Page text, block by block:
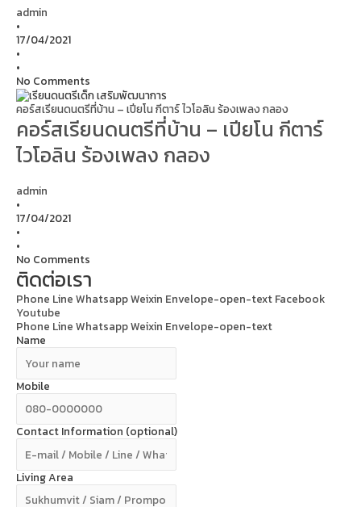
admin
•
17/04/2021
•
•
No Comments
คอร์สเรียนดนตรีที่บ้าน – เปียโน กีตาร์ ไวโอลิน ร้องเพลง กลอง
คอร์สเรียนดนตรีที่บ้าน – เปียโน กีตาร์
ไวโอลิน ร้องเพลง กลอง
admin
•
17/04/2021
•
•
No Comments
ติดต่อเรา
Phone Line WhatsappWeixin Envelope-open-text Facebook
Youtube
Phone Line WhatsappWeixin Envelope-open-text
Name
Mobile
Contact Information (optional)
Living Area